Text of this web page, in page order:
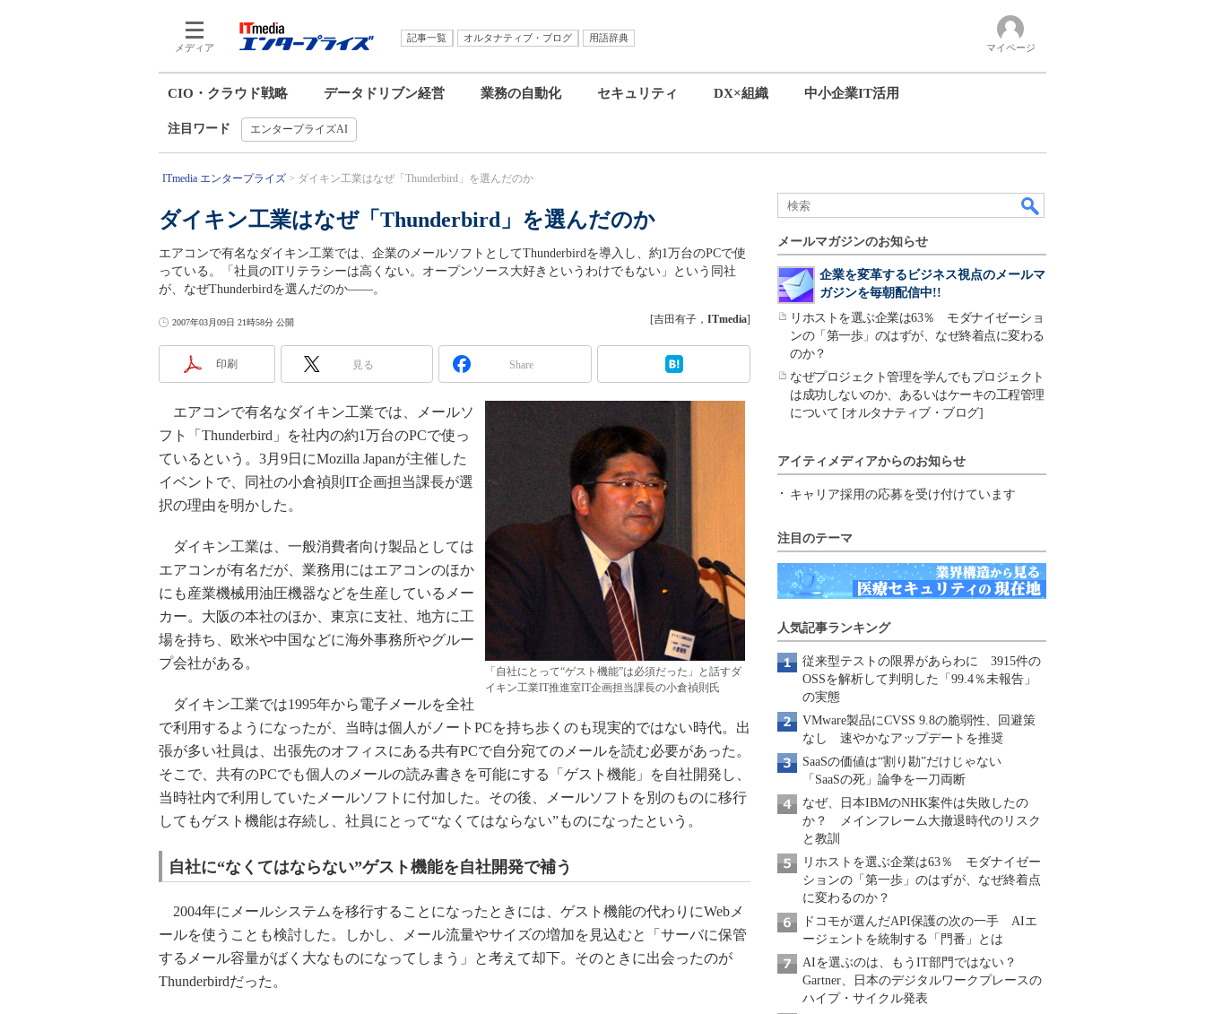
メディア
記事一覧 オルタナティブ・ブログ
用語辞典
マイページ
CIO・クラウド戦略 データドリブン経営 業務の自動化 セキュリティ DX×組織 中小企業IT活用
注目ワード エンタープライズAI
ITmedia エンタープライズ ダイキン工業はなぜ「Thunderbird」を選んだのか
ダイキン工業はなぜ「Thunderbird」を選んだのか
エアコンで有名なダイキン工業では、企業のメールソフトとしてThunderbirdを導入し、約1万台のPCで使
っている。「社員のITリテラシーは高くない。オープンソース大好きというわけでもない」という同社
が、なぜThunderbirdを選んだのか――。
2007年03月09日 21時58分 公開 [吉田有子， ITmedia]
印刷 見る Share
「自社にとって“ゲスト機能”は必須だった」と話すダ
イキン工業IT推進室IT企画担当課長の小倉禎則氏
エアコンで有名なダイキン工業では、メールソ
フト「Thunderbird」を社内の約1万台のPCで使っ
ているという。3月9日にMozilla Japanが主催した
イベントで、同社の小倉禎則IT企画担当課長が選
択の理由を明かした。
ダイキン工業は、一般消費者向け製品としては
エアコンが有名だが、業務用にはエアコンのほか
にも産業機械用油圧機器などを生産しているメー
カー。大阪の本社のほか、東京に支社、地方に工
場を持ち、欧米や中国などに海外事務所やグルー
プ会社がある。
ダイキン工業では1995年から電子メールを全社
で利用するようになったが、当時は個人がノートPCを持ち歩くのも現実的ではない時代。出
張が多い社員は、出張先のオフィスにある共有PCで自分宛てのメールを読む必要があった。
そこで、共有のPCでも個人のメールの読み書きを可能にする「ゲスト機能」を自社開発し、
当時社内で利用していたメールソフトに付加した。その後、メールソフトを別のものに移行
してもゲスト機能は存続し、社員にとって“なくてはならない”ものになったという。
自社に“なくてはならない”ゲスト機能を自社開発で補う
2004年にメールシステムを移行することになったときには、ゲスト機能の代わりにWebメ
ールを使うことも検討した。しかし、メール流量やサイズの増加を見込むと「サーバに保管
するメール容量がばく大なものになってしまう」と考えて却下。そのときに出会ったのが
Thunderbirdだった。
メールマガジンのお知らせ
企業を変革するビジネス視点のメールマ
ガジンを毎朝配信中!!
リホストを選ぶ企業は63％ モダナイゼーショ
ンの「第一歩」のはずが、なぜ終着点に変わる
のか？
なぜプロジェクト管理を学んでもプロジェクト
は成功しないのか、あるいはケーキの工程管理
について [オルタナティブ・ブログ]
アイティメディアからのお知らせ
キャリア採用の応募を受け付けています
注目のテーマ
人気記事ランキング
従来型テストの限界があらわに 3915件の
OSSを解析して判明した「99.4％未報告」
の実態
VMware製品にCVSS 9.8の脆弱性、回避策
なし 速やかなアップデートを推奨
SaaSの価値は“割り勘”だけじゃない
「SaaSの死」論争を一刀両断
なぜ、日本IBMのNHK案件は失敗したの
か？ メインフレーム大撤退時代のリスク
と教訓
リホストを選ぶ企業は63％ モダナイゼー
ションの「第一歩」のはずが、なぜ終着点
に変わるのか？
ドコモが選んだAPI保護の次の一手 AIエ
ージェントを統制する「門番」とは
AIを選ぶのは、もうIT部門ではない？
Gartner、日本のデジタルワークプレースの
ハイプ・サイクル発表